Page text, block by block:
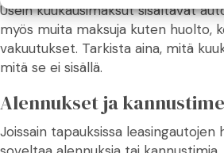
Usein kuukausimaksut sisältävät
myös muita maksuja kuten huolto,
vakuutukset. Tarkista aina, mitä
mitä se ei sisällä.
Alennukset ja
Joissain tapauksissa leasingautojen